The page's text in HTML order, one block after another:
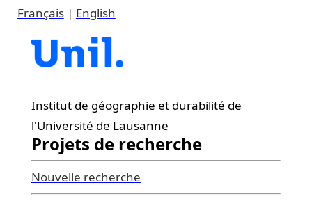
Français| English
Institut de géographie et durabilité de
l'Université de Lausanne
Projets de recherche
Nouvelle recherche